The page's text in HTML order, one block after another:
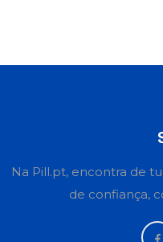
Na Pill.pt, encontra de
de confiança,